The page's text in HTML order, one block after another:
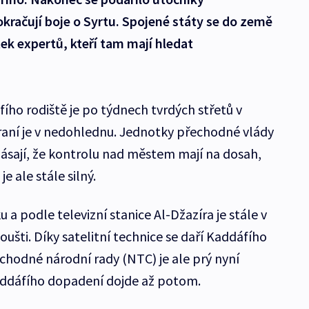
boje o Syrtu. Spojené státy se do země
expertů, kteří tam mají hledat
rodiště je po týdnech tvrdých střetů v
je v nedohlednu. Jednotky přechodné vlády
že kontrolu nad městem mají na dosah,
ale stále silný.
a podle televizní stanice Al-Džazíra je stále v
Díky satelitní technice se daří Kaddáfího
národní rady (NTC) je ale prý nyní
dopadení dojde až potom.